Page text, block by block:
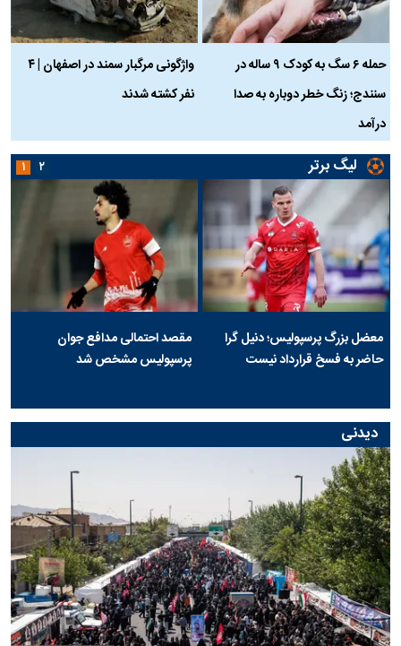
حمله ۶ سگ به کودک ۹ ساله در
سنندج؛ زنگ خطر دوباره به صدا
درآمد
واژگونی مرگبار سمند در اصفهان | ۴
نفر کشته شدند
لیگ برتر
معضل بزرگ پرسپولیس؛ دنیل گرا
حاضر به فسخ قرارداد نیست
مقصد احتمالی مدافع جوان
پرسپولیس مشخص شد
۱ ۲
دیدنی